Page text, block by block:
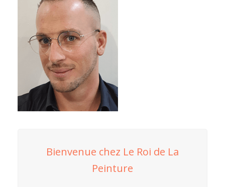
Bienvenue chez Le Roi de La
Peinture